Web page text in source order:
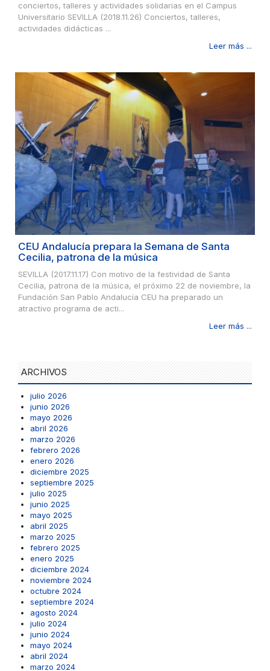
conciertos, talleres y actividades solidarias en el Campus
Universitario SEVILLA (2018.11.26) Conciertos, talleres,
actividades didácticas ...
Leer más ...
CEU Andalucía prepara la Semana de Santa
Cecilia, patrona de la música
SEVILLA (2017.11.17) Con motivo de la festividad de Santa
Cecilia, patrona de la música, el próximo 22 de noviembre, la
Fundación San Pablo Andalucía CEU ha preparado un
atractivo programa de acti...
Leer más ...
ARCHIVOS
julio 2026
junio 2026
mayo 2026
abril 2026
marzo 2026
febrero 2026
enero 2026
diciembre 2025
septiembre 2025
julio 2025
junio 2025
mayo 2025
abril 2025
marzo 2025
febrero 2025
enero 2025
diciembre 2024
noviembre 2024
octubre 2024
septiembre 2024
agosto 2024
julio 2024
junio 2024
mayo 2024
abril 2024
marzo 2024